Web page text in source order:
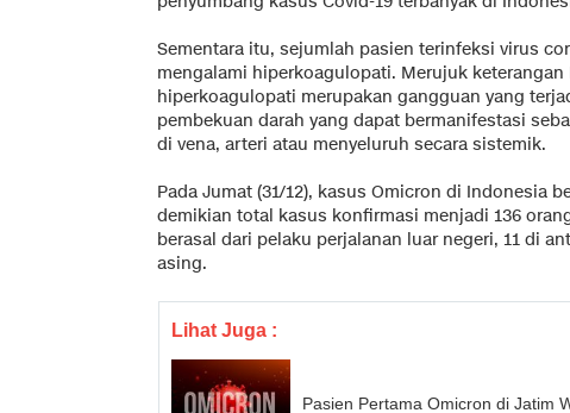
Sementara itu, sejumlah pasien terinfeksi virus
mengalami hiperkoagulopati. Merujuk keterangan
hiperkoagulopati merupakan gangguan yang
pembekuan darah yang dapat bermanifestasi
di vena, arteri atau menyeluruh secara sistemik.
Pada Jumat (31/12), kasus Omicron di Indonesia
demikian total kasus konfirmasi menjadi 136
berasal dari pelaku perjalanan luar negeri, 11 di
asing.
Lihat Juga :
Pasien Pertama Omicron di Jatim